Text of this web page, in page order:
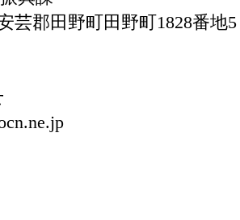
芸郡田野町田野町1828番地5